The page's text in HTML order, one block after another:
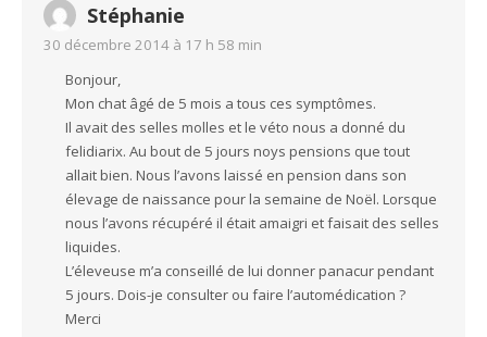
Stéphanie
30 décembre 2014 à 17 h 58 min
Bonjour,
Mon chat âgé de 5 mois a tous ces symptômes.
Il avait des selles molles et le véto nous a donné du
felidiarix. Au bout de 5 jours noys pensions que tout
allait bien. Nous l’avons laissé en pension dans son
élevage de naissance pour la semaine de Noël. Lorsque
nous l’avons récupéré il était amaigri et faisait des selles
liquides.
L’éleveuse m’a conseillé de lui donner panacur pendant
5 jours. Dois-je consulter ou faire l’automédication ?
Merci